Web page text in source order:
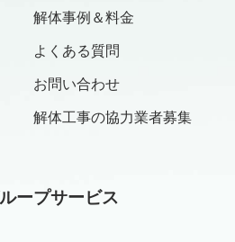
解体事例＆料金
よくある質問
お問い合わせ
解体工事の協力業者募集
ープサービス